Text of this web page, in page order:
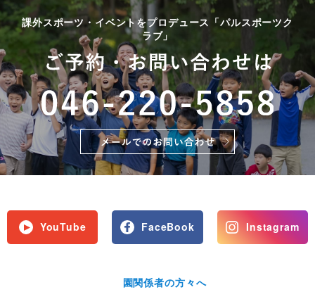
課外スポーツ・イベントをプロデュース「パルスポーツク
ラブ」
YouTube FaceBook Instagram
園関係者の方々へ